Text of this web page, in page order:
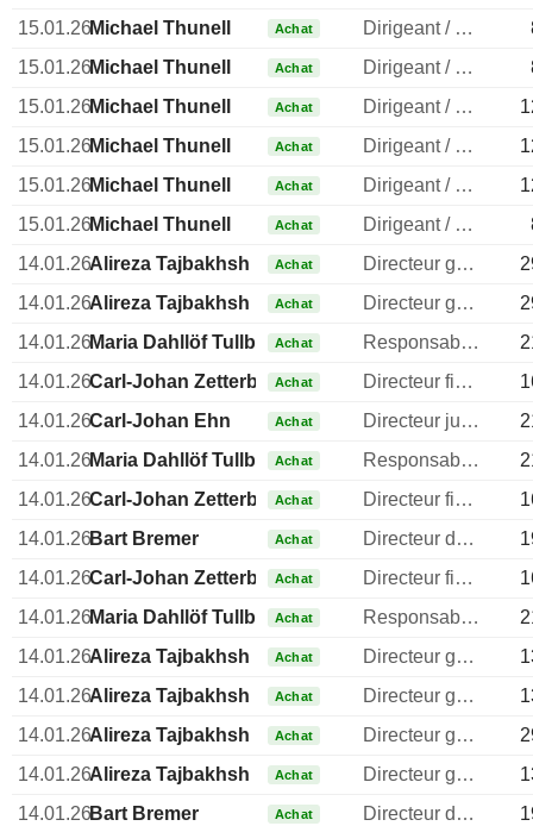
15.01.26Michael Thunell Achat Dirigeant / cadre principal
15.01.26Michael Thunell Achat Dirigeant / cadre principal
15.01.26Michael Thunell Achat Dirigeant / cadre principal
15.01.26Michael Thunell Achat Dirigeant / cadre principal
15.01.26Michael Thunell Achat Dirigeant / cadre principal
15.01.26Michael Thunell Achat Dirigeant / cadre principal
14.01.26Alireza Tajbakhsh Achat Directeur general
14.01.26Alireza Tajbakhsh Achat Directeur general
14.01.26Maria Dahllöf TullbergAchat Responsable relations investisseurs
14.01.26Carl-Johan Zetterberg Boudrie
Achat Directeur financier
14.01.26Carl-Johan Ehn Achat Directeur juridique
14.01.26Maria Dahllöf TullbergAchat Responsable relations investisseurs
14.01.26Carl-Johan Zetterberg Boudrie
Achat Directeur financier
14.01.26Bart Bremer Achat Directeur des ressources humaines
14.01.26Carl-Johan Zetterberg Boudrie
Achat Directeur financier
14.01.26Maria Dahllöf TullbergAchat Responsable relations investisseurs
14.01.26Alireza Tajbakhsh Achat Directeur general
14.01.26Alireza Tajbakhsh Achat Directeur general
14.01.26Alireza Tajbakhsh Achat Directeur general
14.01.26Alireza Tajbakhsh Achat Directeur general
14.01.26Bart Bremer Achat Directeur des ressources humaines